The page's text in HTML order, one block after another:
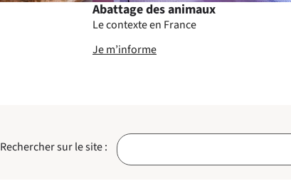
Abattage des animaux
Le contexte en France
Je m’informe
Rechercher sur le site :